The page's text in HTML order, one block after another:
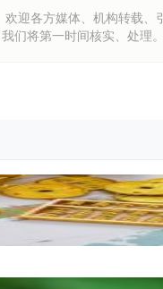
迎各方媒体、机构转载
们将第一时间核实、处理